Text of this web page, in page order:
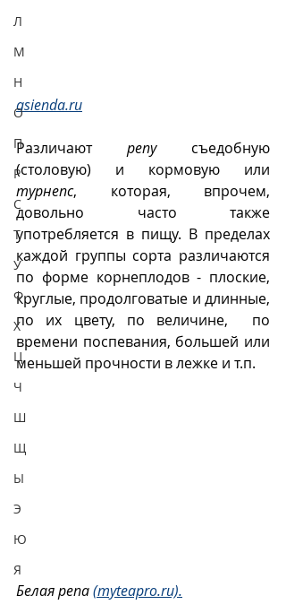
Л
М
Н
О
П
Р
С
Т
У
Ф
Х
Ц
Ч
Ш
Щ
Ы
Э
Ю
Я
asienda.ru
Различают репу съедобную
турнепс, которая, впрочем,
довольно часто также
употребляется в пищу. В пределах
каждой группы сорта различаются
по форме корнеплодов - плоские,
круглые, продолговатые и длинные,
по их цвету, по величине,  по
времени поспевания, большей или
меньшей прочности в лежке и т.п.
Белая репа (myteapro.ru).